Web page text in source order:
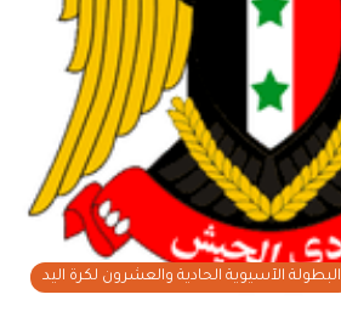
البطولة الآسيوية الحادية والعشرون لكرة اليد